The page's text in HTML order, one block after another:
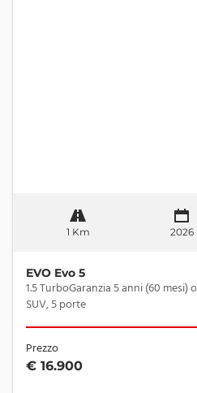
1 Km 2026
EVO Evo 5
1.5 TurboGaranzia 5 anni (60 mesi)
SUV, 5 porte
Prezzo
€ 16.900